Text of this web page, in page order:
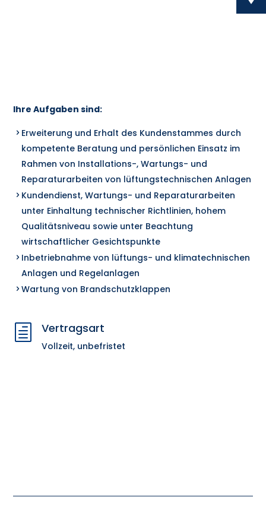
Ihre Aufgaben sind:
Erweiterung und Erhalt des Kundenstammes durch
kompetente Beratung und persönlichen Einsatz im
Rahmen von Installations-, Wartungs- und
Reparaturarbeiten von lüftungstechnischen Anlagen
Kundendienst, Wartungs- und Reparaturarbeiten
unter Einhaltung technischer Richtlinien, hohem
Qualitätsniveau sowie unter Beachtung
wirtschaftlicher Gesichtspunkte
Inbetriebnahme von lüftungs- und klimatechnischen
Anlagen und Regelanlagen
Wartung von Brandschutzklappen
h Vertragsart
Vollzeit, unbefristet